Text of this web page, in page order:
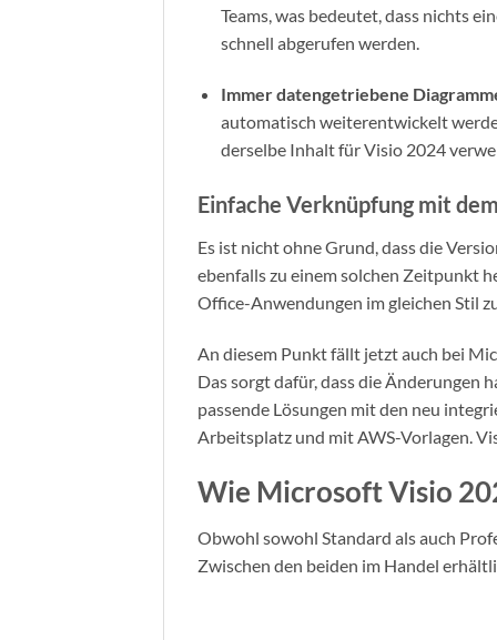
Teams, was bedeutet, dass nichts
schnell abgerufen werden.
Immer datengetriebene
automatisch weiterentwickelt
derselbe Inhalt für Visio 2024
Einfache Verknüpfung mit
Es ist nicht ohne Grund, dass die
ebenfalls zu einem solchen Zeitpunkt
Office-Anwendungen im gleichen Stil
An diesem Punkt fällt jetzt auch bei
Das sorgt dafür, dass die Änderungen
passende Lösungen mit den neu
Arbeitsplatz und mit AWS-Vorlagen.
Wie Microsoft Visio
Obwohl sowohl Standard als auch
Zwischen den beiden im Handel